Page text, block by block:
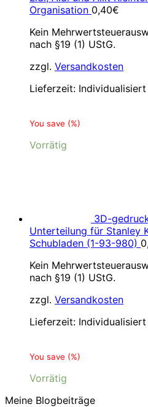
Organisation 0,40€
Kein
nach §19 (1) UStG.
zzgl. Versandkosten
Lieferzeit: Individualisiert
You save (%)
Vorrätig
3D-
Unterteilung für Stanley
Schubladen (1-93-980)
Kein
nach §19 (1) UStG.
zzgl. Versandkosten
Lieferzeit: Individualisiert
You save (%)
Vorrätig
Meine Blogbeiträge